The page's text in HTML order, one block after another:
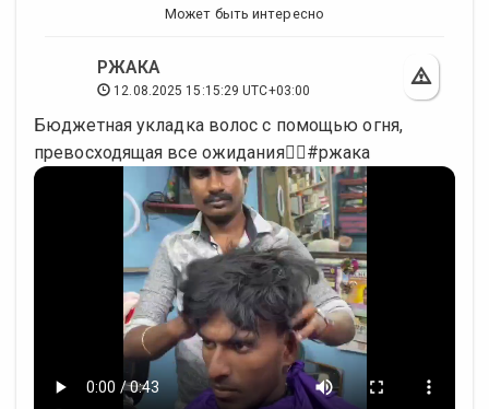
Может быть интересно
РЖАКА
12.08.2025 15:15:29 UTC+03:00
Бюджетная укладка волос с помощью огня,
превосходящая все ожидания💇‍♂#ржака